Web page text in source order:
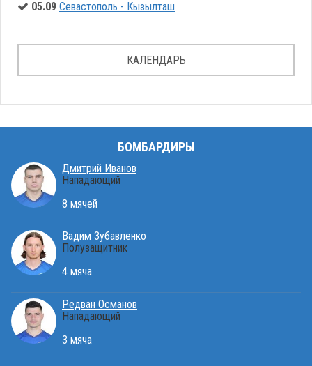
05.09 Севастополь - Кызылташ
КАЛЕНДАРЬ
БОМБАРДИРЫ
Дмитрий Иванов
Нападающий
8 мячей
Вадим Зубавленко
Полузащитник
4 мяча
Редван Османов
Нападающий
3 мяча